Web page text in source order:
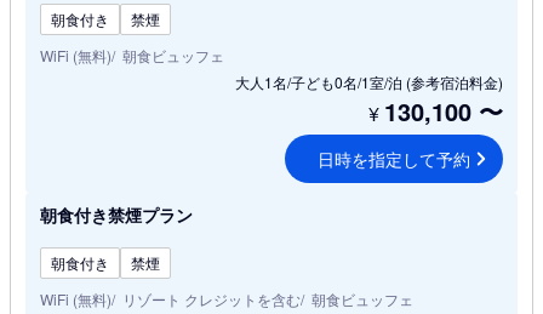
朝食付き
禁煙
WiFi (無料) 朝食ビュッフェ
大人1名/子ども0名/1室/泊 (参考宿泊料金)
¥ 130,100 〜
日時を指定して予約
朝食付き禁煙プラン
朝食付き
禁煙
WiFi (無料)
リゾート クレジットを含む 朝食ビュッフェ